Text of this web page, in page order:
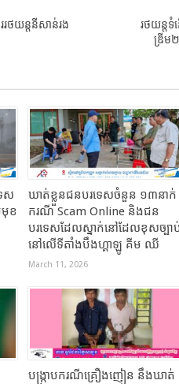
ថយន្តនីសាន់រង
រថយន្ត
ឌ្រីម
ស
ខ
ឃាត់ខ្លួនជនបរទេសចំនួន ១៣នាក់
ករណី Scam Online និងជន
បរទេសដែលស្នាក់នៅដែលខុសច្បា
នៅលើទីតាំងបឹងហ្គាឡូ គីម ឈី
March 11, 2026
បង្ក្រាបករណីគ្រឿងញៀន នឹងឃាត់